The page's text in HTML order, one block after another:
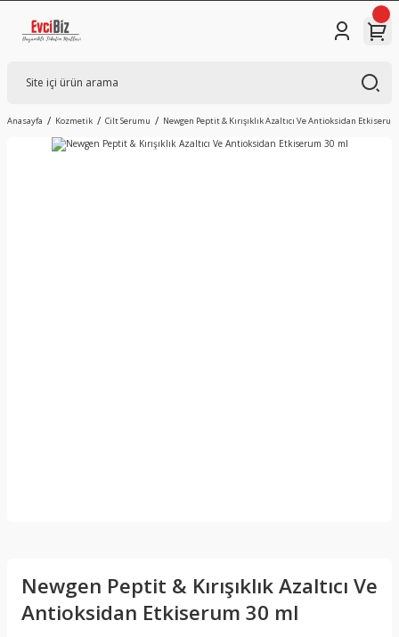
Anasayfa Kozmetik Cilt Serumu Newgen Peptit & Kırışıklık Azaltıcı Ve Antioksidan
Newgen Peptit & Kırışıklık Azaltıcı Ve
Antioksidan Etkiserum 30 ml